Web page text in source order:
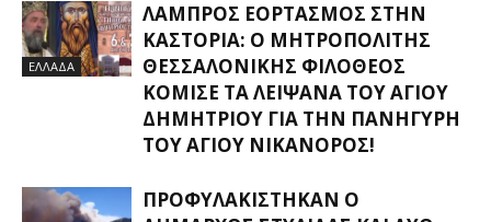
ΕΛΛΑΔΑ
ΛΑΜΠΡΌΣ ΕΟΡΤΑΣΜΌΣ ΣΤΗΝ
ΚΑΣΤΟΡΙΆ: Ο ΜΗΤΡΟΠΟΛΊΤΗΣ
ΘΕΣΣΑΛΟΝΊΚΗΣ ΦΙΛΌΘΕΟΣ
ΚΌΜΙΣΕ ΤΑ ΛΕΊΨΑΝΑ ΤΟΥ ΑΓΊΟΥ
ΔΗΜΗΤΡΊΟΥ ΓΙΑ ΤΗΝ ΠΑΝΉΓΥΡΗ
ΤΟΥ ΑΓΊΟΥ ΝΙΚΆΝΟΡΟΣ!
ΠΡΟΦΥΛΑΚΊΣΤΗΚΑΝ Ο